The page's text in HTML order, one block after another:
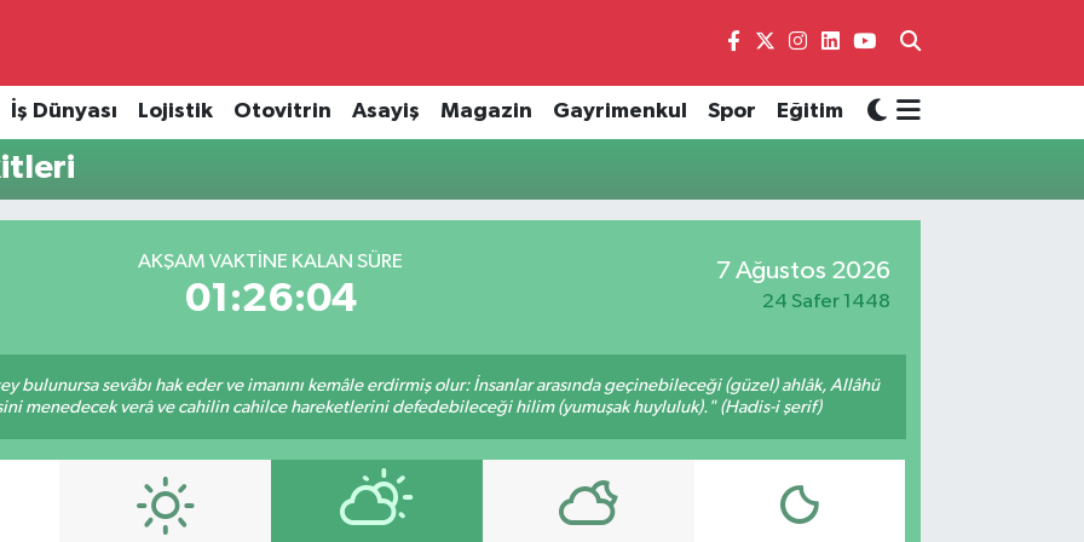
İş Dünyası Lojistik Otovitrin Asayiş Magazin Gayrimenkul Spor Eğitim
AKŞAM VAKTINE KALAN SÜRE
01:26:04
7 Ağustos 2026
24 Safer 1448
bulunursa sevâbı hak eder ve imanını kemâle erdirmiş olur: İnsanlar arasında geçinebileceği (güzel) ahlâk, Allâhü
menedecek verâ ve cahilin cahilce hareketlerini defedebileceği hilim (yumuşak huyluluk)." (Hadis-i şerif)